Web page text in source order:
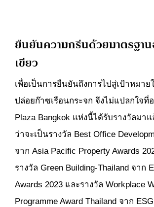
ยืนยันความกรีนด้วยมาตรฐาน
เขียว
เพื่อเป็นการยืนยันถึงการไปสู่เป้าหมาย
ปล่อยก๊าซเรือนกระจก จึงไม่แปลกใจที่
Plaza Bangkok แห่งนี้ได้รับรางวัลมา
ว่าจะเป็นรางวัล Best Office
จาก Asia Pacific Property Awards
รางวัล Green Building-Thailand จาก
Awards 2023 และรางวัล Workplace
Programme Award Thailand จาก